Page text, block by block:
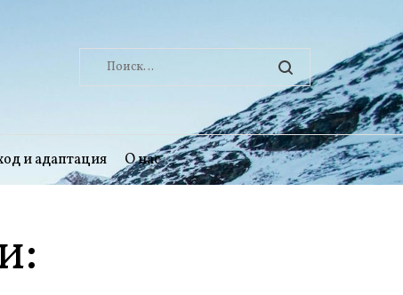
Найти:
и адаптация О нас